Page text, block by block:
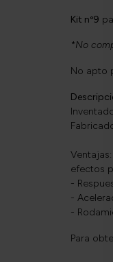
Kit nº9
*No
No apto
efectos
-
-
-
Para